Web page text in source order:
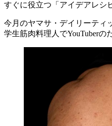
すぐに役立つ「アイデアレシ
今月のヤマサ・デイリーティ
学生筋肉料理人でYouTuberの